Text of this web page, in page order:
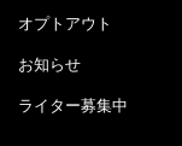
オプトアウト
お知らせ
ライター募集中